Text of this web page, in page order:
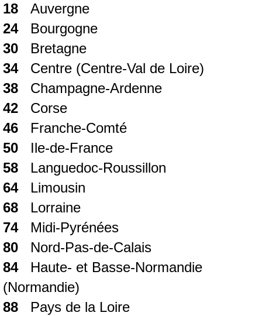
18 Auvergne
24Bourgogne
30 Bretagne
34Centre (Centre-Val de Loire)
38 Champagne-Ardenne
42 Corse
46 Franche-Comté
50 Ile-de-France
58 Languedoc-Roussillon
64Limousin
68 Lorraine
74Midi-Pyrénées
80 Nord-Pas-de-Calais
84Haute- et Basse-Normandie
(Normandie)
88 Pays de la Loire